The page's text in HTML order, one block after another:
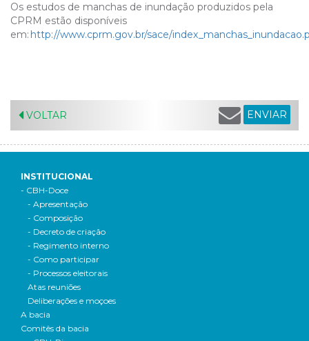
Os estudos de manchas de inundação produzidos pela
CPRM estão disponíveis
em: http://www.cprm.gov.br/sace/
VOLTAR ENVIAR
INSTITUCIONAL
- CBH-Doce
- Apresentação
- Composição
- Decreto de criação
- Regimento interno
- Como participar
- Processos eleitorais
Atas reuniões
Deliberações e moçoes
A bacia
Comitês da bacia